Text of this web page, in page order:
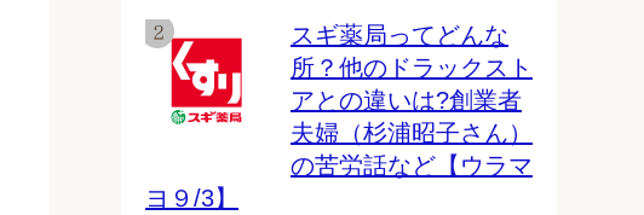
スギ薬局ってどんな
所？他のドラックスト
アとの違いは?創業者
夫婦（杉浦昭子さん）
の苦労話など【ウラマ
ヨ９/3】